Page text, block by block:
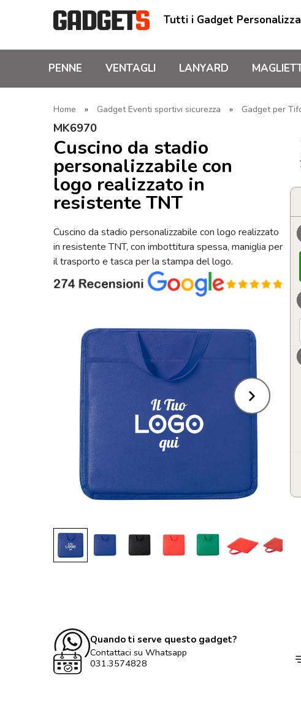
Tutti i Gadget
PENNE VENTAGLI LANYARD
Home » Gadget Eventi sportivi sicurezza » Gadget per
MK6970
Cuscino da stadio
personalizzabile con
logo realizzato in
resistente TNT
Cuscino da stadio personalizzabile con logo realizzato
in resistente TNT, con imbottitura spessa, maniglia per
il trasporto e tasca per la stampa del logo.
Quando ti serve questo gadget?
Contattaci su Whatsapp
031.3574828